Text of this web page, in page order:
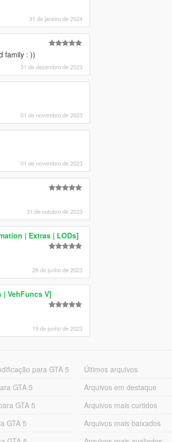
31 de janeiro de 2024
family : ))
31 de dezembro de 2023
01 de novembro de 2023
01 de novembro de 2023
31 de outubro de 2023
| Extras | LODs]
28 de junho de 2023
| VehFuncs V]
19 de junho de 2023
para GTA 5
GTA 5
GTA 5
GTA 5
Últimos arquivos
Arquivos em destaque
Arquivos mais curtidos
Arquivos mais baixados